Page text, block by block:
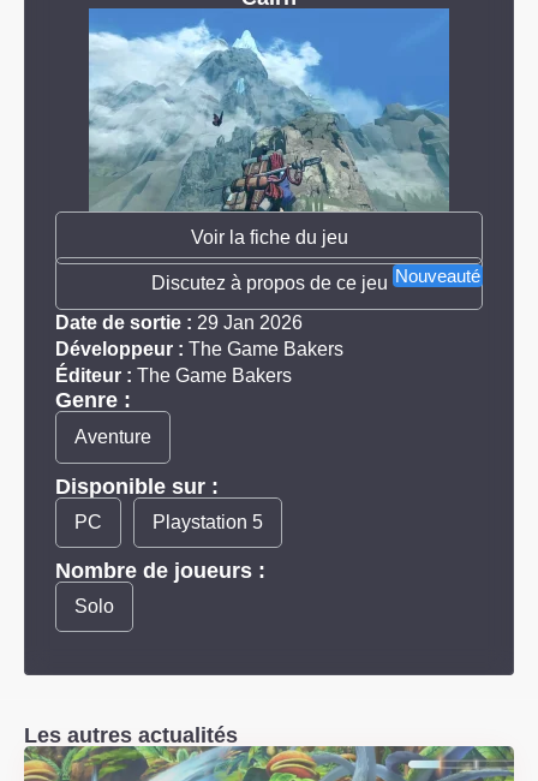
Voir la fiche du jeu
Nouveauté
Discutez à propos de ce jeu
Date de sortie : 29 Jan 2026
Développeur : The Game Bakers
Éditeur : The Game Bakers
Genre :
Aventure
Disponible sur :
PC Playstation 5
Nombre de joueurs :
Solo
Les autres actualités